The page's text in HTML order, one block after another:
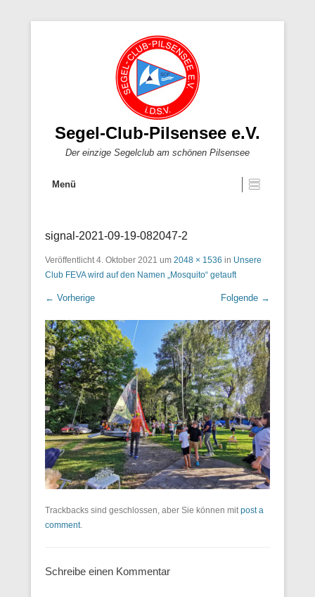
Segel-Club-Pilsensee e.V.
Der einzige Segelclub am schönen Pilsensee
Menü
signal-2021-09-19-082047-2
Veröffentlicht4. Oktober 2021 um 2048 × 1536 in Unsere
Club FEVA wird auf den Namen „Mosquito“ getauft
← Vorherige Folgende →
Trackbacks sind geschlossen, aber Sie können mitpost a
comment.
Schreibe einen Kommentar